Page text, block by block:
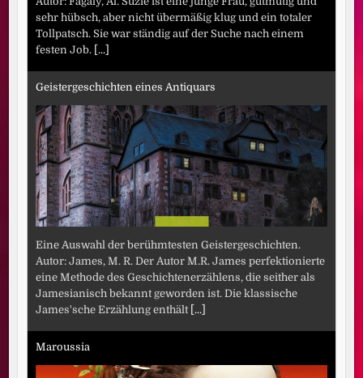
sehr hübsch, aber nicht übermäßig klug und ein totaler
Tollpatsch. Sie war ständig auf der Suche nach einem
festen Job. [...]
Geistergeschichten eines Antiquars
Eine Auswahl der berühmtesten Geistergeschichten.
Autor: James, M. R. Der Autor M.R. James perfektionierte
eine Methode des Geschichtenerzählens, die seither als
Jamesianisch bekannt geworden ist. Die klassische
James'sche Erzählung enthält [...]
Maroussia